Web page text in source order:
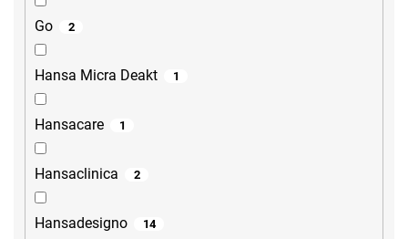
Go 2
Hansa Micra Deakt 1
Hansacare 1
Hansaclinica 2
Hansadesigno 14